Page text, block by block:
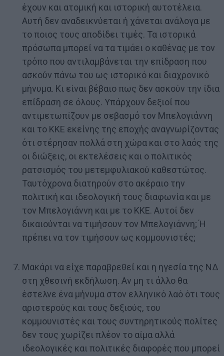
έχουν και ατομική και ιστορική αυτοτέλεια.
Αυτή δεν αναδεικνύεται ή χάνεται ανάλογα με
το ποιος τους αποδίδει τιμές. Τα ιστορικά
πρόσωπα μπορεί να τα τιμάει ο καθένας με τον
τρόπο που αντιλαμβάνεται την επίδραση που
ασκούν πάνω του ως ιστορικό και διαχρονικό
μήνυμα. Κι είναι βέβαιο πως δεν ασκούν την ίδια
επίδραση σε όλους. Υπάρχουν δεξιοί που
αντιμετωπίζουν με σεβασμό τον Μπελογιάννη
και το ΚΚΕ εκείνης της εποχής αναγνωρίζοντας
ότι στέρησαν πολλά στη χώρα και στο λαός της
οι διώξεις, οι εκτελέσεις και ο πολιτικός
ρατσισμός του μετεμφυλιακού καθεστώτος.
Ταυτόχρονα διατηρούν στο ακέραιο την
πολιτική και ιδεολογική τους διαφωνία και με
τον Μπελογιάννη και με το ΚΚΕ. Αυτοί δεν
δικαιούνται να τιμήσουν τον Μπελογιάννη; Ή
πρέπει να τον τιμήσουν ως κομμουνιστές;
Μακάρι να είχε παραβρεθεί και η ηγεσία της ΝΔ
στη χθεσινή εκδήλωση. Αν μη τι άλλο θα
έστελνε ένα μήνυμα στον ελληνικό λαό ότι τους
αριστερούς και τους δεξιούς, του
κομμουνιστές και τους συντηρητικούς πολίτες
δεν τους χωρίζει πλέον το αίμα αλλά
ιδεολογικές και πολιτικές διαφορές που μπορεί